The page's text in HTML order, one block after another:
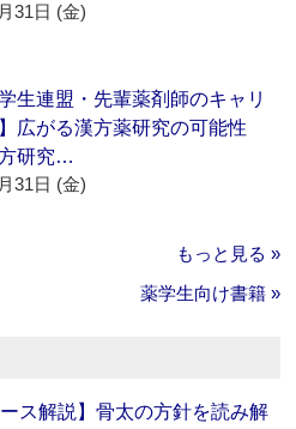
31日 (金)
学生連盟・先輩薬剤師のキャリ
広がる漢方薬研究の可能性
研究…
31日 (金)
もっと見る »
薬学生向け書籍 »
ス解説】骨太の方針を読み解